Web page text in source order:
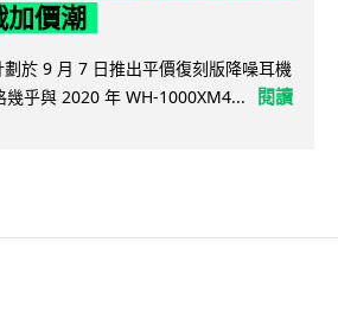
價潮
於 9 月 7 日推出平價復刻版降噪耳機
幾乎與 2020 年 WH-1000XM4...
閱讀